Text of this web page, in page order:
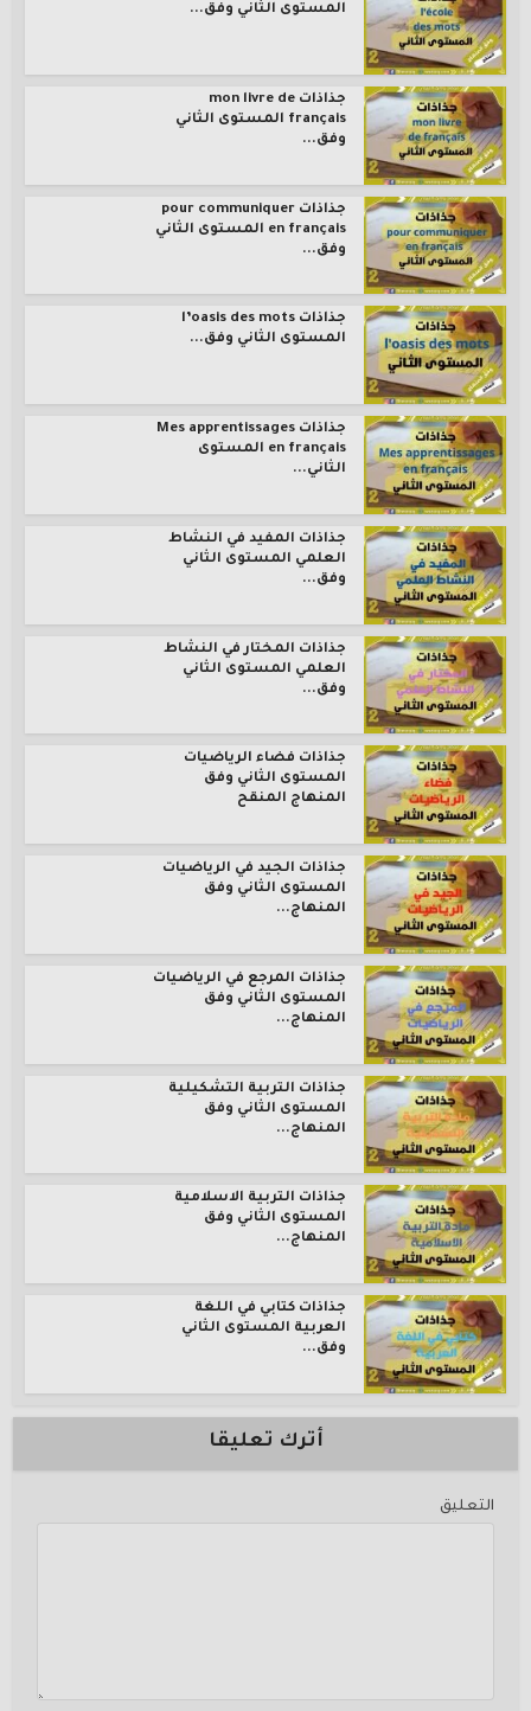
المستوى الثاني وفق...
جذاذات mon livre de
français المستوى الثاني
وفق...
جذاذات pour communiquer
en français المستوى الثاني
وفق...
جذاذات l’oasis des mots
المستوى الثاني وفق...
جذاذات Mes apprentissages
en français المستوى
الثاني...
جذاذات المفيد في النشاط
العلمي المستوى الثاني
وفق...
جذاذات المختار في النشاط
العلمي المستوى الثاني
وفق...
جذاذات فضاء الرياضيات
المستوى الثاني وفق
المنهاج المنقح
جذاذات الجيد في الرياضيات
المستوى الثاني وفق
المنهاج...
جذاذات المرجع في الرياضيات
المستوى الثاني وفق
المنهاج...
جذاذات التربية التشكيلية
المستوى الثاني وفق
المنهاج...
جذاذات التربية الاسلامية
المستوى الثاني وفق
المنهاج...
جذاذات كتابي في اللغة
العربية المستوى الثاني
وفق...
أترك تعليقا
التعليق